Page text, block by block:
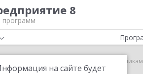
8
программ
на сайте будет
1С-ЭДО в